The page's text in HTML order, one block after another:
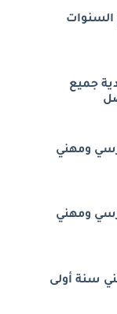
السنوات
جميع
ومهني
ومهني
سنة أولى